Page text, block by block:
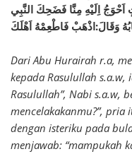
اَحْوَجُ اِلَيْهِ مِنَّا فَضَحِكَ النَّبِي
Dari Abu Hurairah r.a,
kepada Rasulullah s.a.w,
Rasulullah”, Nabi s.a.w,
mencelakakanmu?”,
dengan isteriku pada
menjawab: “mampukah